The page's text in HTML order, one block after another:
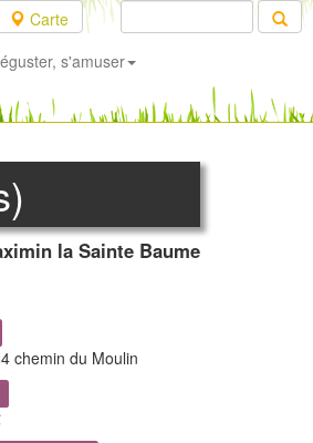
Carte
s'amuser
la Sainte Baume
chemin du Moulin